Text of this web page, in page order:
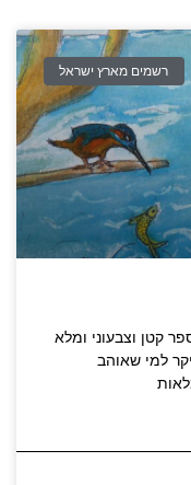
רשמים מארץ ישראל
קטן וצבעוני ומלא
למי שאוהב